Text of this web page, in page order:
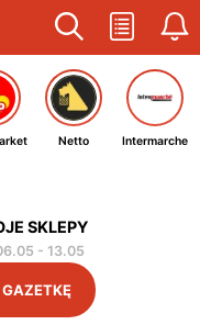
Netto Intermarche
SKLEPY
- 13.05